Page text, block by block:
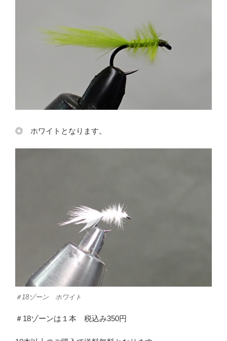
◎ ホワイトとなります。
＃18ゾーン ホワイト
＃18ゾーンは１本 税込み350円